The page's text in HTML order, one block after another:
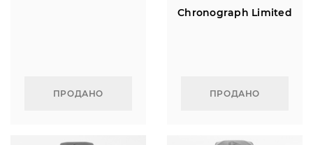
ПРОДАНО
Chronograph Limited
ПРОДАНО